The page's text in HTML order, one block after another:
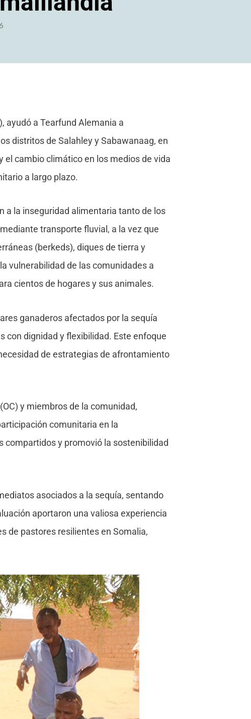
ayudó a Tearfund Alemania a
distritos de Salahley y Sabawanaag, en
el cambio climático en los medios de vida
a largo plazo.
a la inseguridad alimentaria tanto de los
transporte fluvial, a la vez que
(berkeds), diques de tierra y
vulnerabilidad de las comunidades a
cientos de hogares y sus animales.
ganaderos afectados por la sequía
con dignidad y flexibilidad. Este enfoque
de estrategias de afrontamiento
y miembros de la comunidad,
comunitaria en la
compartidos y promovió la sostenibilidad
asociados a la sequía, sentando
aportaron una valiosa experiencia
de pastores resilientes en Somalia,